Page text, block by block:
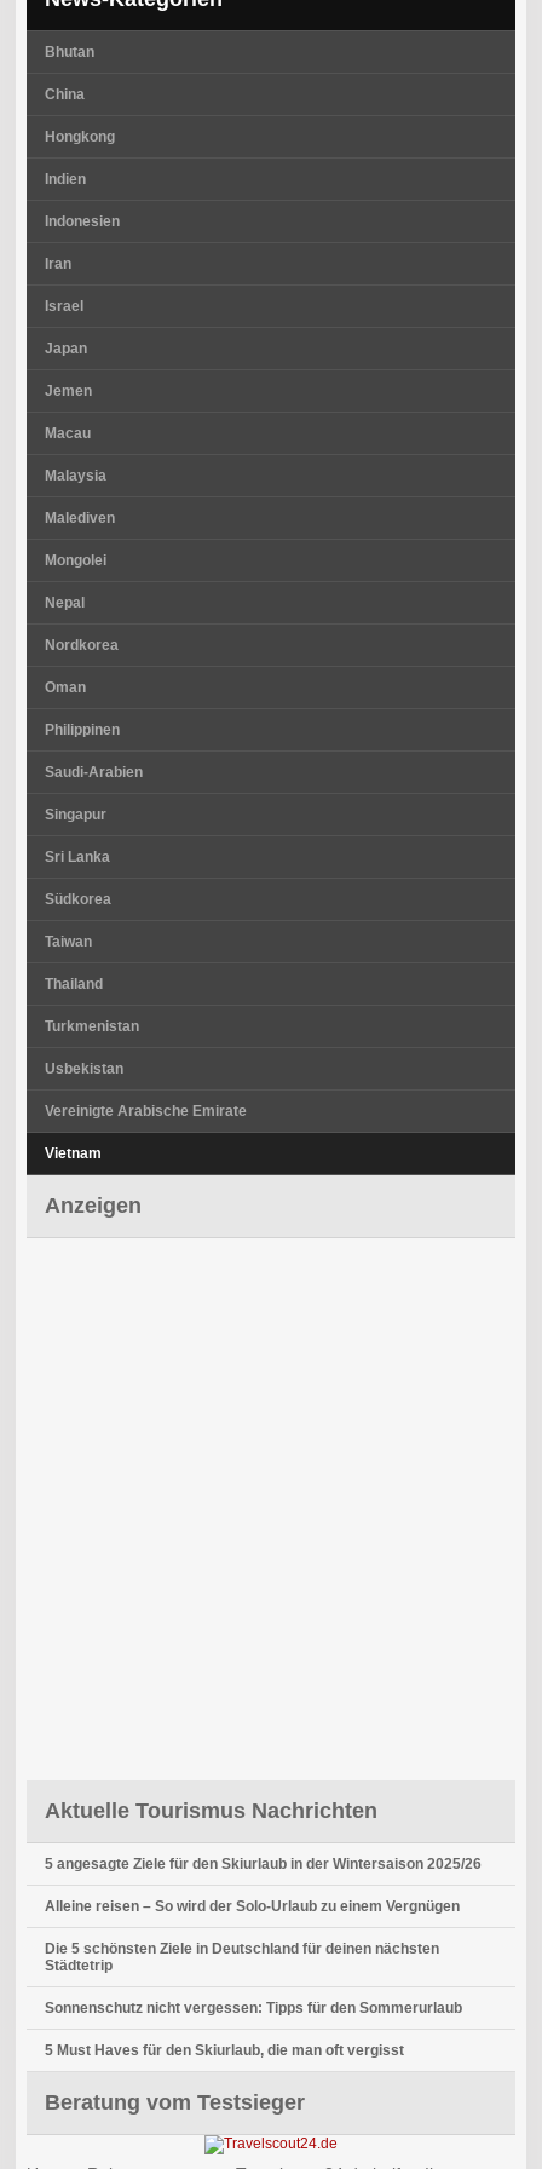
Bhutan
China
Hongkong
Indien
Indonesien
Iran
Israel
Japan
Jemen
Macau
Malaysia
Malediven
Mongolei
Nepal
Nordkorea
Oman
Philippinen
Saudi-Arabien
Singapur
Sri Lanka
Südkorea
Taiwan
Thailand
Turkmenistan
Usbekistan
Vereinigte Arabische Emirate
Vietnam
Anzeigen
Aktuelle Tourismus Nachrichten
5 angesagte Ziele für den Skiurlaub in der Wintersaison 2025/26
Alleine reisen – So wird der Solo-Urlaub zu einem Vergnügen
Die 5 schönsten Ziele in Deutschland für deinen nächsten
Städtetrip
Sonnenschutz nicht vergessen: Tipps für den Sommerurlaub
5 Must Haves für den Skiurlaub, die man oft vergisst
Beratung vom Testsieger